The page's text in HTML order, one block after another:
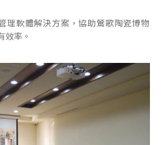
理軟體解決方案，協助鶯歌陶瓷博物
效率。